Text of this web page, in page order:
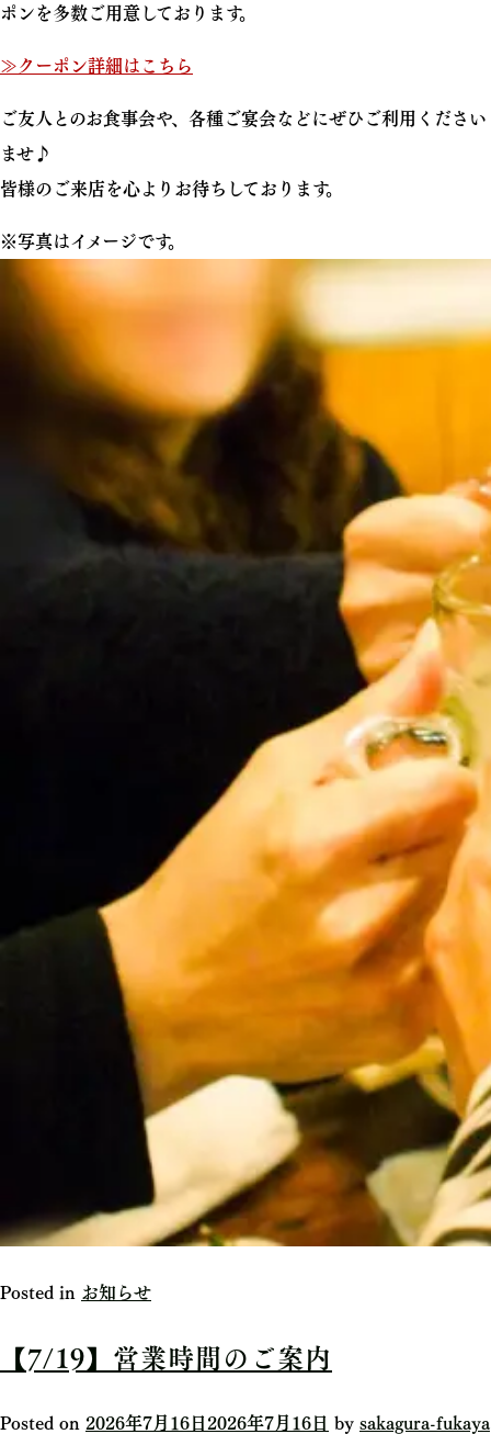
ポンを多数ご用意しております。
≫クーポン詳細はこちら
ご友人とのお食事会や、各種ご宴会などにぜひご利用ください
ませ♪
皆様のご来店を心よりお待ちしております。
※写真はイメージです。
Posted in お知らせ
【7/19】営業時間のご案内
Posted on 2026年7月16日 2026年7月16日 by sakagura-fukaya